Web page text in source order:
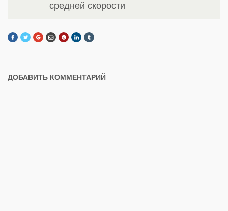
средней скорости
ДОБАВИТЬ КОММЕНТАРИЙ